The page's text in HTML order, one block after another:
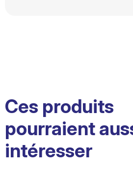
Ces produits
pourraient
intéresser